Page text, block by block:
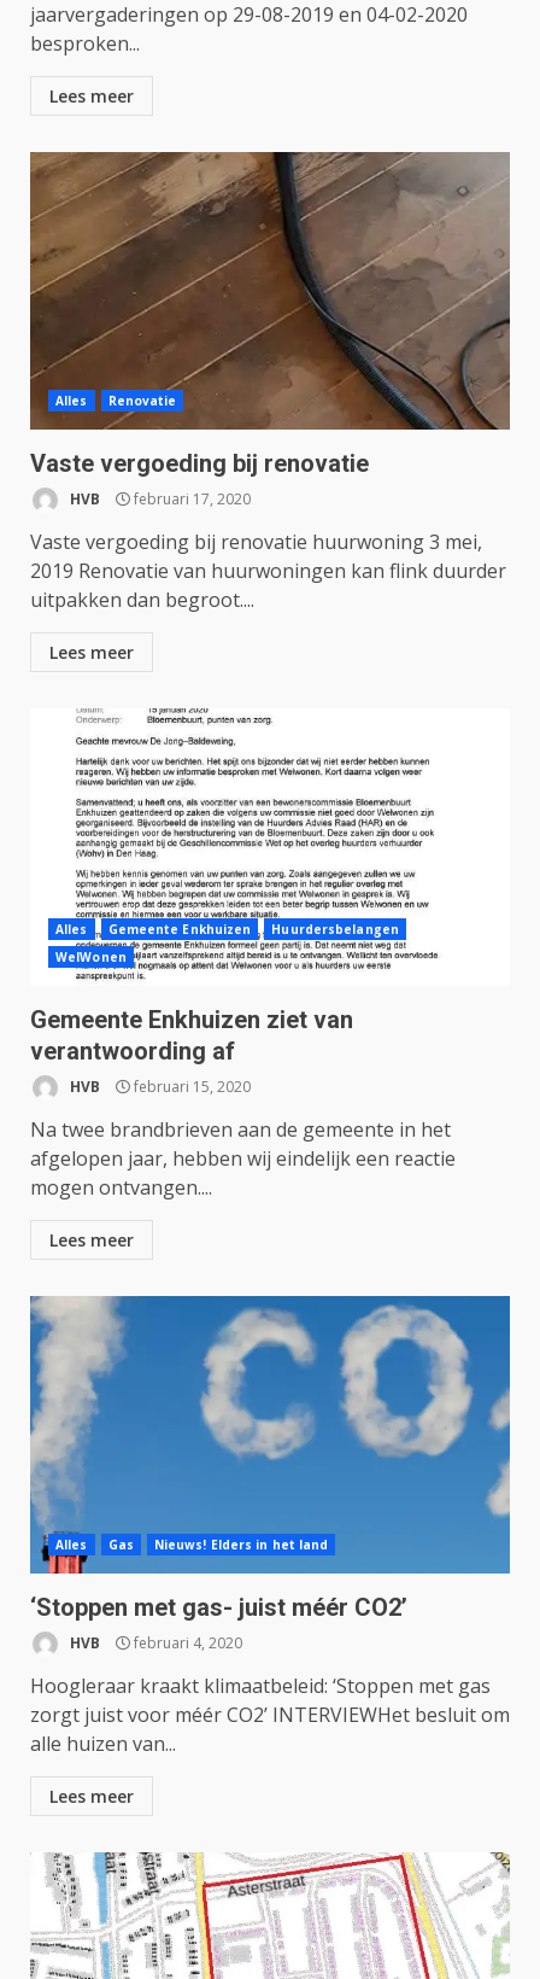
jaarvergaderingen op 29-08-2019 en 04-02-2020
besproken...
Lees meer
Alles Renovatie
Vaste vergoeding bij renovatie
HVB februari 17, 2020
Vaste vergoeding bij renovatie huurwoning 3 mei,
2019 Renovatie van huurwoningen kan flink duurder
uitpakken dan begroot....
Lees meer
Alles Gemeente Enkhuizen
Huurdersbelangen
WelWonen
Gemeente Enkhuizen ziet van
verantwoording af
HVB februari 15, 2020
Na twee brandbrieven aan de gemeente in het
afgelopen jaar, hebben wij eindelijk een reactie
mogen ontvangen....
Lees meer
Alles Gas Nieuws! Elders in het land
‘Stoppen met gas- juist méér CO2’
HVB februari 4, 2020
Hoogleraar kraakt klimaatbeleid: ‘Stoppen met gas
zorgt juist voor méér CO2’ INTERVIEWHet besluit om
alle huizen van...
Lees meer